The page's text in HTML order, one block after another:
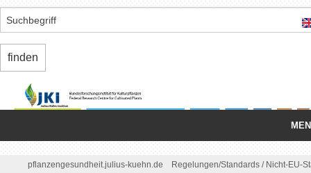
pflanzengesundheit.julius-kuehn.de Regelungen/Standards / Nicht-EU-